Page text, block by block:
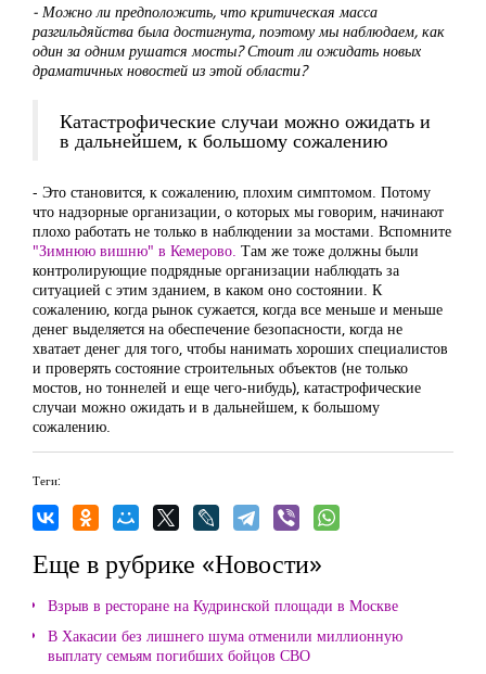
‒ Можно ли предположить, что критическая масса
разгильдяйства была достигнута, поэтому мы наблюдаем, как
один за одним рушатся мосты? Стоит ли ожидать новых
драматичных новостей из этой области?
Катастрофические случаи можно ожидать и
в дальнейшем, к большому сожалению
‒ Это становится, к сожалению, плохим симптомом. Потому
что надзорные организации, о которых мы говорим, начинают
плохо работать не только в наблюдении за мостами. Вспомните
"Зимнюю вишню" в Кемерово. Там же тоже должны были
контролирующие подрядные организации наблюдать за
ситуацией с этим зданием, в каком оно состоянии. К
сожалению, когда рынок сужается, когда все меньше и меньше
денег выделяется на обеспечение безопасности, когда не
хватает денег для того, чтобы нанимать хороших специалистов
и проверять состояние строительных объектов (не только
мостов, но тоннелей и еще чего-нибудь), катастрофические
случаи можно ожидать и в дальнейшем, к большому
сожалению.
Теги:
Еще в рубрике «Новости»
Взрыв в ресторане на Кудринской площади в Москве
В Хакасии без лишнего шума отменили миллионную
выплату семьям погибших бойцов СВО